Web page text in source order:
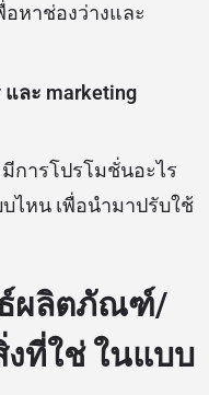
อหาช่องว่างและ
และ marketing
การโปรโมชั่นอะไร
ไหน เพื่อนำมาปรับใช้
ผลิตภัณฑ์/
งที่ใช่ ในแบบ